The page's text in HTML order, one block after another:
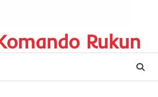
Rukun